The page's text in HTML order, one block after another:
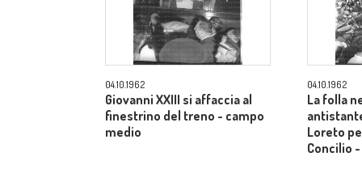
04.10.1962
Giovanni XXIII si affaccia al
finestrino del treno - campo
medio
04.10.1962
La folla
Loreto
Concilio